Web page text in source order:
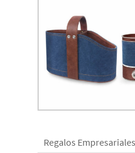
Regalos Empresariales